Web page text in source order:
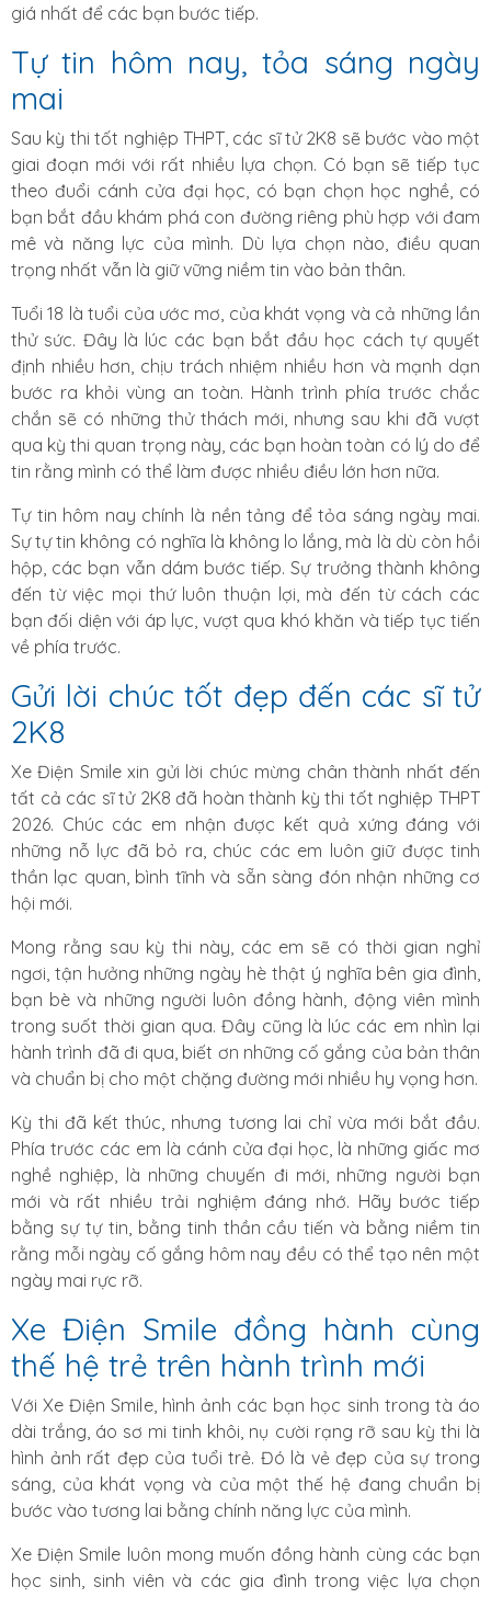
giá nhất để các bạn bước tiếp.
Tự tin hôm nay, tỏa sáng ngày
mai
Sau kỳ thi tốt nghiệp THPT, các sĩ tử 2K8 sẽ bước vào một
giai đoạn mới với rất nhiều lựa chọn. Có bạn sẽ tiếp tục
theo đuổi cánh cửa đại học, có bạn chọn học nghề, có
bạn bắt đầu khám phá con đường riêng phù hợp với đam
mê và năng lực của mình. Dù lựa chọn nào, điều quan
trọng nhất vẫn là giữ vững niềm tin vào bản thân.
Tuổi 18 là tuổi của ước mơ, của khát vọng và cả những lần
thử sức. Đây là lúc các bạn bắt đầu học cách tự quyết
định nhiều hơn, chịu trách nhiệm nhiều hơn và mạnh dạn
bước ra khỏi vùng an toàn. Hành trình phía trước chắc
chắn sẽ có những thử thách mới, nhưng sau khi đã vượt
qua kỳ thi quan trọng này, các bạn hoàn toàn có lý do để
tin rằng mình có thể làm được nhiều điều lớn hơn nữa.
Tự tin hôm nay chính là nền tảng để tỏa sáng ngày mai.
Sự tự tin không có nghĩa là không lo lắng, mà là dù còn hồi
hộp, các bạn vẫn dám bước tiếp. Sự trưởng thành không
đến từ việc mọi thứ luôn thuận lợi, mà đến từ cách các
bạn đối diện với áp lực, vượt qua khó khăn và tiếp tục tiến
về phía trước.
Gửi lời chúc tốt đẹp đến các sĩ tử
2K8
Xe Điện Smile xin gửi lời chúc mừng chân thành nhất đến
tất cả các sĩ tử 2K8 đã hoàn thành kỳ thi tốt nghiệp THPT
2026. Chúc các em nhận được kết quả xứng đáng với
những nỗ lực đã bỏ ra, chúc các em luôn giữ được tinh
thần lạc quan, bình tĩnh và sẵn sàng đón nhận những cơ
hội mới.
Mong rằng sau kỳ thi này, các em sẽ có thời gian nghỉ
ngơi, tận hưởng những ngày hè thật ý nghĩa bên gia đình,
bạn bè và những người luôn đồng hành, động viên mình
trong suốt thời gian qua. Đây cũng là lúc các em nhìn lại
hành trình đã đi qua, biết ơn những cố gắng của bản thân
và chuẩn bị cho một chặng đường mới nhiều hy vọng hơn.
Kỳ thi đã kết thúc, nhưng tương lai chỉ vừa mới bắt đầu.
Phía trước các em là cánh cửa đại học, là những giấc mơ
nghề nghiệp, là những chuyến đi mới, những người bạn
mới và rất nhiều trải nghiệm đáng nhớ. Hãy bước tiếp
bằng sự tự tin, bằng tinh thần cầu tiến và bằng niềm tin
rằng mỗi ngày cố gắng hôm nay đều có thể tạo nên một
ngày mai rực rỡ.
Xe Điện Smile đồng hành cùng
thế hệ trẻ trên hành trình mới
Với Xe Điện Smile, hình ảnh các bạn học sinh trong tà áo
dài trắng, áo sơ mi tinh khôi, nụ cười rạng rỡ sau kỳ thi là
hình ảnh rất đẹp của tuổi trẻ. Đó là vẻ đẹp của sự trong
sáng, của khát vọng và của một thế hệ đang chuẩn bị
bước vào tương lai bằng chính năng lực của mình.
Xe Điện Smile luôn mong muốn đồng hành cùng các bạn
học sinh, sinh viên và các gia đình trong việc lựa chọn